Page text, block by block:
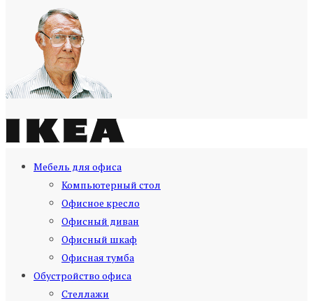
Мебель для офиса
Компьютерный стол
Офисное кресло
Офисный диван
Офисный шкаф
Офисная тумба
Обустройство офиса
Стеллажи